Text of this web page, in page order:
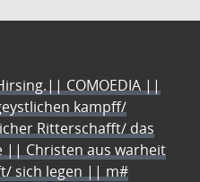
COMOEDIA ||
kampff/
Ritterschafft/ das
|| Christen aus warheit
sich legen || m#